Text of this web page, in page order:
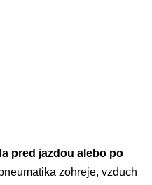
pred jazdou alebo po
zohreje, vzduch